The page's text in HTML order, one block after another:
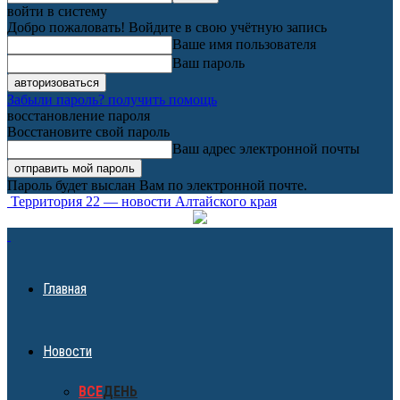
войти в систему
Добро пожаловать! Войдите в свою учётную запись
Ваше имя пользователя
Ваш пароль
Забыли пароль? получить помощь
восстановление пароля
Восстановите свой пароль
Ваш адрес электронной почты
Пароль будет выслан Вам по электронной почте.
Территория 22 — новости Алтайского края
Главная
Новости
ВСЕДЕНЬ